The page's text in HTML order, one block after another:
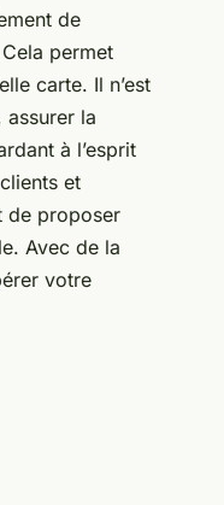
de
permet
carte. Il n’est
la
à l’esprit
et
de proposer
Avec de la
votre